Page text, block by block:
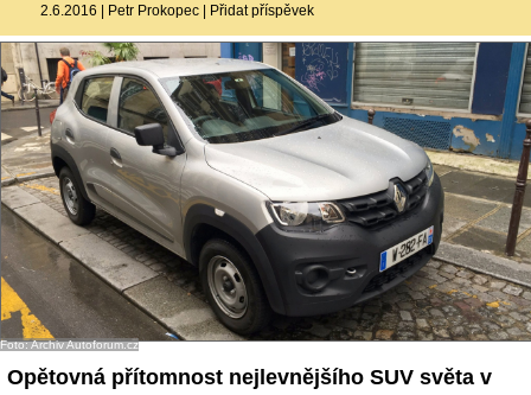
2.6.2016 | Petr Prokopec | Přidat příspěvek
Foto: Archiv Autoforum.cz
Opětovná přítomnost nejlevnějšího SUV světa v